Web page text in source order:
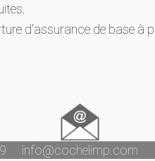
d'assurance de base
info@cochelimp.com